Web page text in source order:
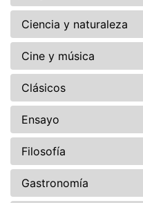
Ciencia y naturaleza
Cine y música
Clásicos
Ensayo
Filosofía
Gastronomía